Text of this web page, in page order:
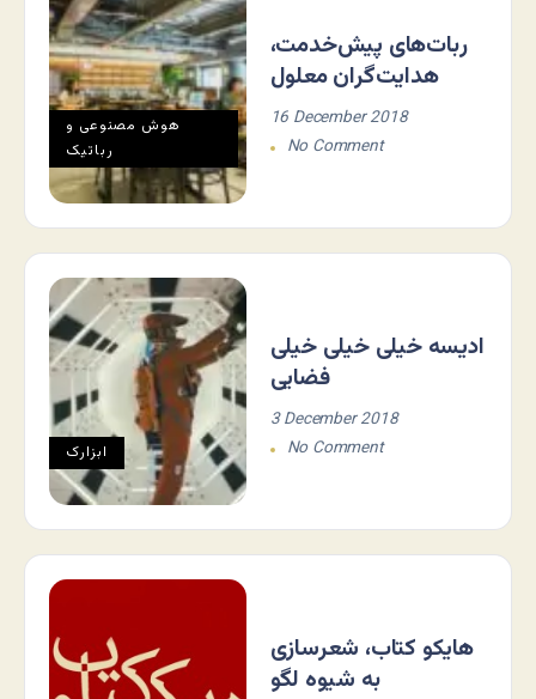
هوش مصنوعی و
رباتیک
ربات‌های پیش‌خدمت،
هدایت‌گران معلول
16 December 2018
No Comment
ابزارک
ادیسه خیلی خیلی خیلی
فضایی
3 December 2018
No Comment
هایکو کتاب، شعرسازی
به شیوه لگو